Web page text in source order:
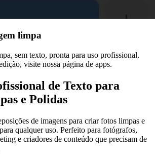
limpa
sem texto, pronta para uso profissional.
visite nossa página de apps.
de Texto para
e Polidas
de imagens para criar fotos limpas e
qualquer uso. Perfeito para fotógrafos,
e criadores de conteúdo que precisam de